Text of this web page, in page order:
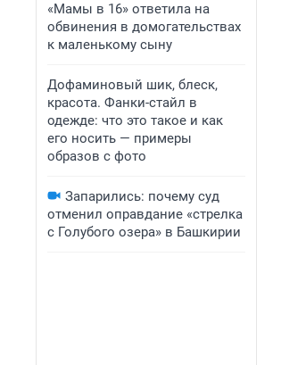
«Мамы в 16» ответила на
обвинения в домогательствах
к маленькому сыну
Дофаминовый шик, блеск,
красота. Фанки-стайл в
одежде: что это такое и как
его носить — примеры
образов с фото
Запарились: почему суд
отменил оправдание «стрелка
с Голубого озера» в Башкирии